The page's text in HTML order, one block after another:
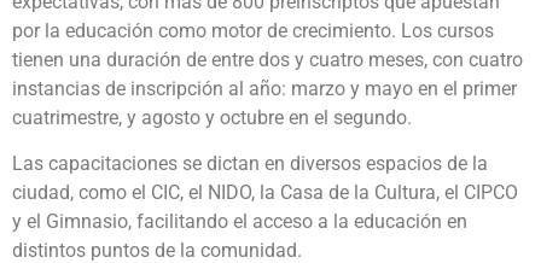
por la educación como motor de crecimiento. Los cursos
tienen una duración de entre dos y cuatro meses, con cuatro
instancias de inscripción al año: marzo y mayo en el primer
cuatrimestre, y agosto y octubre en el segundo.
Las capacitaciones se dictan en diversos espacios de la
ciudad, como el CIC, el NIDO, la Casa de la Cultura, el CIPCO
y el Gimnasio, facilitando el acceso a la educación en
distintos puntos de la comunidad.